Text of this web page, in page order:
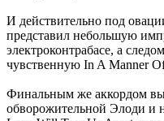
И действительно под
представил небольшую
электроконтрабасе, а
чувственную In A Manner
Финальным же аккордом
обворожительной Элоди и